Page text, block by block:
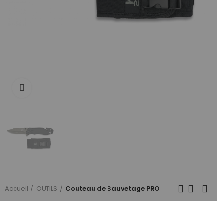
Accueil OUTILS Couteau de Sauvetage PRO